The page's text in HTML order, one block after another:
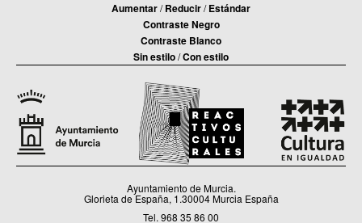
Aumentar/Reducir/Estándar
Contraste Negro
Contraste Blanco
Sin estilo/Con estilo
Ayuntamiento de Murcia.
Glorieta de España, 1.30004 Murcia España
Tel. 968 35 86 00